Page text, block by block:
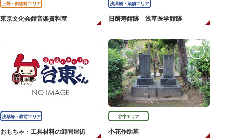
上野・御徒町エリア
東京文化会館音楽資料室
浅草橋・蔵前エリア
旧躋寿館跡 浅草医学館跡
浅草橋・蔵前エリア
おもちゃ・工具材料の卸問屋街
谷中エリア
小花作助墓